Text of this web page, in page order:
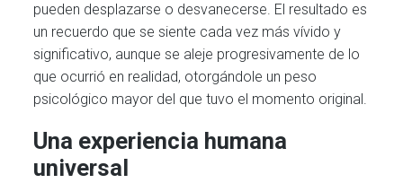
pueden desplazarse o desvanecerse. El resultado es
un recuerdo que se siente cada vez más vívido y
significativo, aunque se aleje progresivamente de lo
que ocurrió en realidad, otorgándole un peso
psicológico mayor del que tuvo el momento original.
Una experiencia humana
universal